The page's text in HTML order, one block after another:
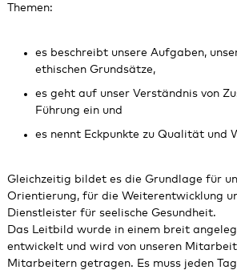
Themen:
es beschreibt unsere Aufgaben,
ethischen Grundsätze,
es geht auf unser Verständnis von
Führung ein und
es nennt Eckpunkte zu Qualität und
Gleichzeitig bildet es die Grundlage für
Orientierung, für die Weiterentwicklung
Dienstleister für seelische Gesundheit.
Das Leitbild wurde in einem breit
entwickelt und wird von unseren
Mitarbeitern getragen. Es muss jeden